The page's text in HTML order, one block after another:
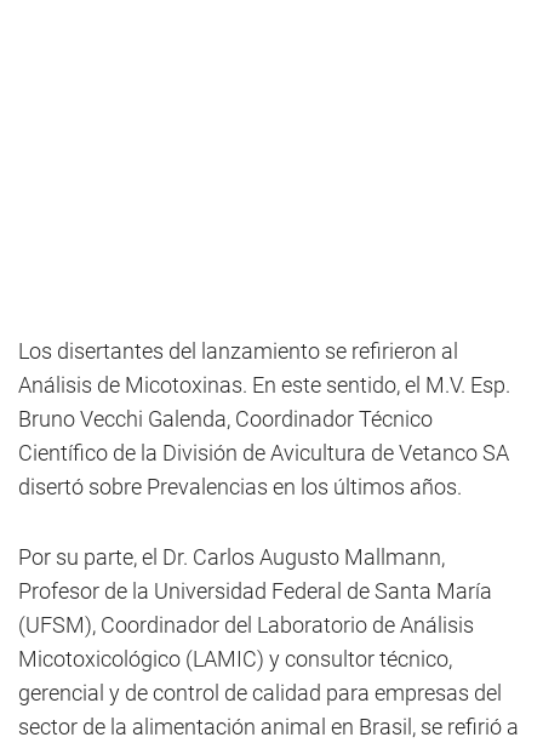
Los disertantes del lanzamiento se refirieron al
Análisis de Micotoxinas. En este sentido, el M.V. Esp.
Bruno Vecchi Galenda, Coordinador Técnico
Científico de la División de Avicultura de Vetanco SA
disertó sobre Prevalencias en los últimos años.
Por su parte, el Dr. Carlos Augusto Mallmann,
Profesor de la Universidad Federal de Santa María
(UFSM), Coordinador del Laboratorio de Análisis
Micotoxicológico (LAMIC) y consultor técnico,
gerencial y de control de calidad para empresas del
sector de la alimentación animal en Brasil, se refirió a